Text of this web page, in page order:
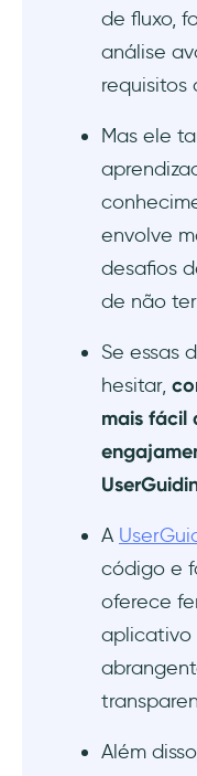
de fluxo,
análise
requisitos
Mas ele
envolve
desafios
de não
Se essas
hesitar,
mais fácil
A
código e
oferece
aplicativo
Além